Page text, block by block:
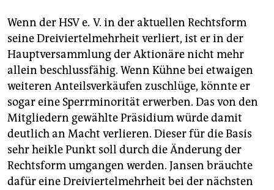
Wenn der HSV e. V. in der aktuellen Rechtsform
seine Dreiviertelmehrheit verliert, ist er in der
Hauptversammlung der Aktionäre nicht mehr
allein beschlussfähig. Wenn Kühne bei etwaigen
weiteren Anteilsverkäufen zuschlüge, könnte er
sogar eine Sperrminorität erwerben. Das von den
Mitgliedern gewählte Präsidium würde damit
deutlich an Macht verlieren. Dieser für die Basis
sehr heikle Punkt soll durch die Änderung der
Rechtsform umgangen werden. Jansen bräuchte
dafür eine Dreiviertelmehrheit bei der nächsten